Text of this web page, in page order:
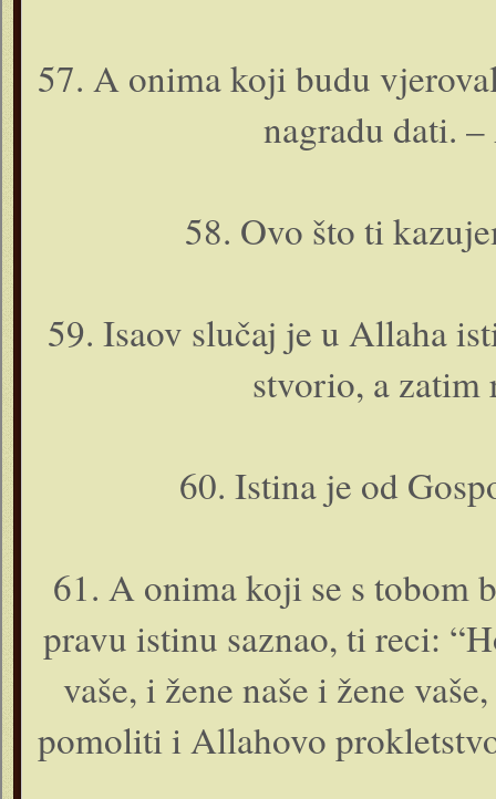
57. A o­nima koji budu
nagradu dati.
58. Ovo što ti
59. Isaov slučaj je u Allaha
stvorio, a zatim
60. Istina je od
61. A o­nima koji se s tobom
pravu istinu saznao, ti reci:
vaše, i žene naše i žene
pomoliti i Allahovo